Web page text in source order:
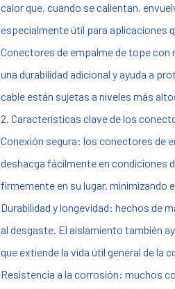
calor que, cuando se calientan,
especialmente útil para aplicaciones
Conectores de empalme de tope
una durabilidad adicional y ayuda a
cable están sujetas a niveles más
2. Características clave de los
Conexión segura: los conectores de
deshacga fácilmente en condiciones
firmemente en su lugar, minimizando
Durabilidad y longevidad: hechos de
al desgaste. El aislamiento también
que extiende la vida útil general de la
Resistencia a la corrosión: muchos